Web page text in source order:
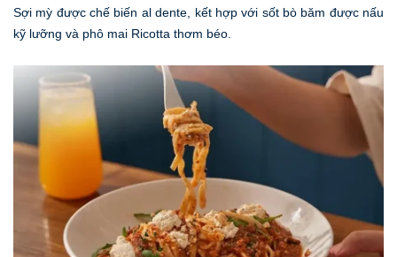
Sợi mỳ được chế biến al dente, kết hợp với sốt bò băm được nấu
kỹ lưỡng và phô mai Ricotta thơm béo.